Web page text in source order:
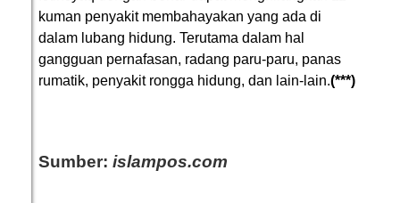
kuman penyakit membahayakan yang ada di
dalam lubang hidung. Terutama dalam hal
gangguan pernafasan, radang paru-paru, panas
rumatik, penyakit rongga hidung, dan lain-lain.(***)
Sumber: islampos.com